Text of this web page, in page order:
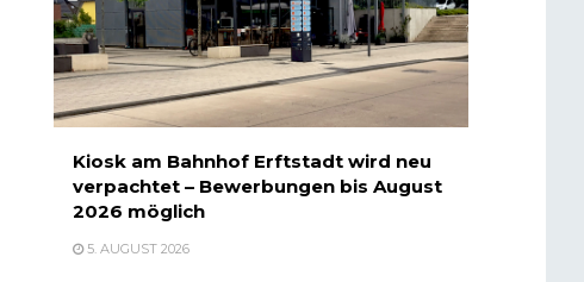
Kiosk am Bahnhof Erftstadt wird neu
verpachtet – Bewerbungen bis August
2026 möglich
5. AUGUST 2026